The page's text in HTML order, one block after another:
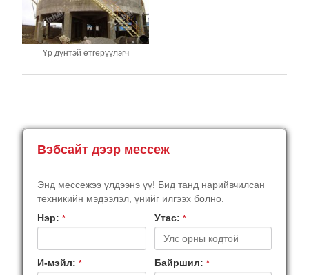
Үр дүнтэй өтгөрүүлэгч
Вэбсайт дээр мессеж
Энд мессежээ үлдээнэ үү! Бид танд нарийвчилсан
техникийн мэдээлэл, үнийг илгээх болно.
Нэр:* Утас: *
И-мэйл:* Байршил: *